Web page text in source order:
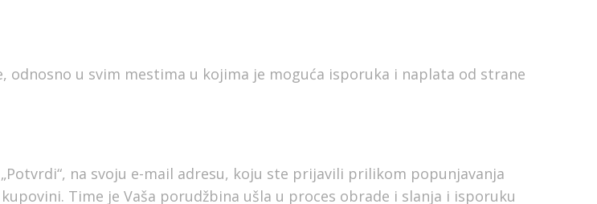
u svim mestima u kojima je moguća isporuka i naplata od strane
na svoju e-mail adresu, koju ste prijavili prilikom popunjavanja
Time je Vaša porudžbina ušla u proces obrade i slanja i isporuku